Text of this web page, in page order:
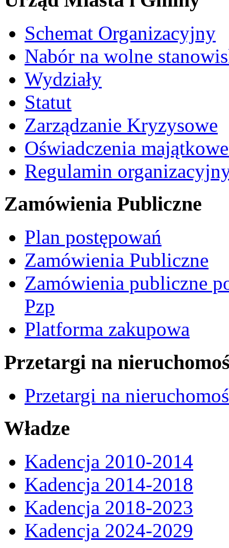
Schemat Organizacyjny
Nabór na wolne
Wydziały
Statut
Zarządzanie Kryzysowe
Oświadczenia
Regulamin
Zamówienia Publiczne
Plan postępowań
Zamówienia Publiczne
Zamówienia publiczne
Pzp
Platforma zakupowa
Przetargi na
Przetargi na
Władze
Kadencja 2010-2014
Kadencja 2014-2018
Kadencja 2018-2023
Kadencja 2024-2029